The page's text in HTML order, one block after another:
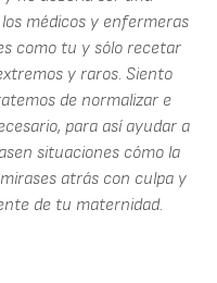
médicos y enfermeras
como tu y sólo recetar
y raros. Siento
de normalizar e
para así ayudar a
situaciones cómo la
atrás con culpa y
de tu maternidad.